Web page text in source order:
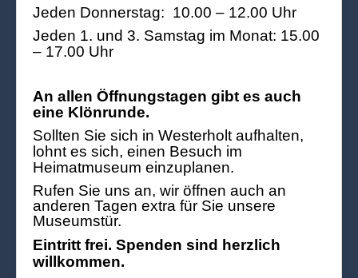
Jeden Donnerstag: 10.00 – 12.00 Uhr
Jeden 1. und 3. Samstag im Monat: 15.00
– 17.00 Uhr
An allen Öffnungstagen gibt es auch
eine Klönrunde.
Sollten Sie sich in Westerholt aufhalten,
lohnt es sich, einen Besuch im
Heimatmuseum einzuplanen.
Rufen Sie uns an, wir öffnen auch an
anderen Tagen extra für Sie unsere
Museumstür.
Eintritt frei. Spenden sind herzlich
willkommen.